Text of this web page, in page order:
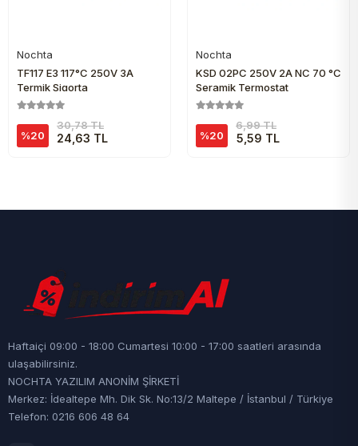
Nochta
TF117 E3 117°C 250V 3A
Termik Sigorta
%20
30,78 TL
24,63 TL
Nochta
KSD 02PC 250V 2A NC 70 °C
Seramik Termostat
%20
6,99 TL
5,59 TL
Haftaiçi 09:00 - 18:00 Cumartesi 10:00 - 17:00 saatleri arasında
ulaşabilirsiniz.
NOCHTA YAZILIM ANONİM ŞİRKETİ
Merkez: İdealtepe Mh. Dik Sk. No:13/2 Maltepe / İstanbul / Türkiye
Telefon: 0216 606 48 64